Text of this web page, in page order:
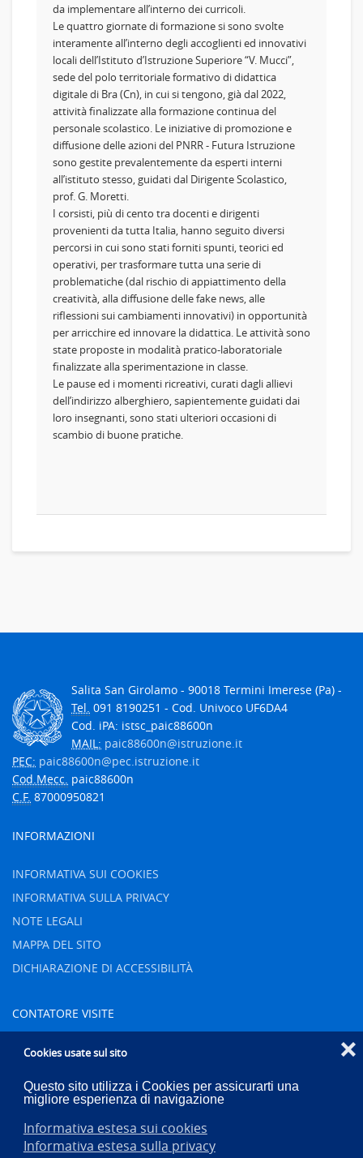
Cookies usate sul sito
Questo sito utilizza i Cookies per assicurarti una
migliore esperienza di navigazione
Informativa estesa sui cookies
Informativa estesa sulla privacy
❌
da implementare all’interno dei curricoli.
Le quattro giornate di formazione si sono svolte
interamente all’interno degli accoglienti ed innovativi
locali dell’Istituto d’Istruzione Superiore “V. Mucci”,
sede del polo territoriale formativo di didattica
digitale di Bra (Cn), in cui si tengono, già dal 2022,
attività finalizzate alla formazione continua del
personale scolastico. Le iniziative di promozione e
diffusione delle azioni del PNRR - Futura Istruzione
sono gestite prevalentemente da esperti interni
all’istituto stesso, guidati dal Dirigente Scolastico,
prof. G. Moretti.
I corsisti, più di cento tra docenti e dirigenti
provenienti da tutta Italia, hanno seguito diversi
percorsi in cui sono stati forniti spunti, teorici ed
operativi, per trasformare tutta una serie di
problematiche (dal rischio di appiattimento della
creatività, alla diffusione delle fake news, alle
riflessioni sui cambiamenti innovativi) in opportunità
per arricchire ed innovare la didattica. Le attività sono
state proposte in modalità pratico-laboratoriale
finalizzate alla sperimentazione in classe.
Le pause ed i momenti ricreativi, curati dagli allievi
dell’indirizzo alberghiero, sapientemente guidati dai
loro insegnanti, sono stati ulteriori occasioni di
scambio di buone pratiche.
Salita San Girolamo - 90018 Termini Imerese (Pa) -
Tel. 091 8190251 - Cod. Univoco UF6DA4
Cod. iPA: istsc_paic88600n
MAIL: paic88600n@istruzione.it
PEC: paic88600n@pec.istruzione.it
Cod.Mecc. paic88600n
C.F. 87000950821
INFORMAZIONI
INFORMATIVA SUI COOKIES
INFORMATIVA SULLA PRIVACY
NOTE LEGALI
MAPPA DEL SITO
DICHIARAZIONE DI ACCESSIBILITÀ
CONTATORE VISITE
Oggi
6
Settimana
Mese
Totale